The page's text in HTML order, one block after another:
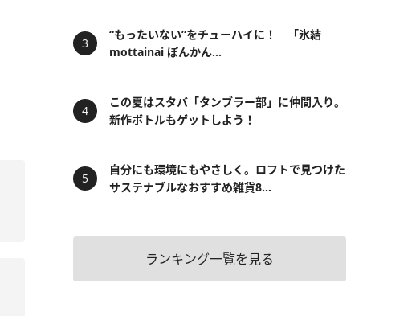
“もったいない”をチューハイに！ 「氷結
mottainai ぽんかん...
この夏はスタバ「タンブラー部」に仲間入り。
新作ボトルもゲットしよう！
自分にも環境にもやさしく。ロフトで見つけた
サステナブルなおすすめ雑貨8...
ランキング一覧を見る